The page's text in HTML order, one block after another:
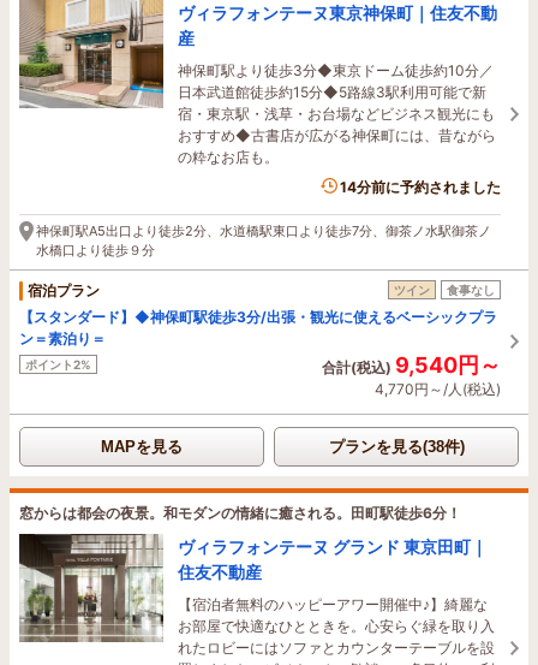
ヴィラフォンテーヌ東京神保町｜住友不動
産
神保町駅より徒歩3分◆東京ドーム徒歩約10分／
日本武道館徒歩約15分◆5路線3駅利用可能で新
宿・東京駅・浅草・お台場などビジネス観光にも
おすすめ◆古書店が広がる神保町には、昔ながら
の粋なお店も。
14分前に予約されました
神保町駅A5出口より徒歩2分、水道橋駅東口より徒歩7分、御茶ノ水駅御茶ノ
水橋口より徒歩９分
宿泊プラン ツイン 食事なし
【スタンダード】◆神保町駅徒歩3分/出張・観光に使えるベーシックプラ
ン＝素泊り＝
ポイント2% 合計(税込) 9,540円～
4,770円～/人(税込)
MAPを見る プランを見る(38件)
窓からは都会の夜景。和モダンの情緒に癒される。田町駅徒歩6分！
ヴィラフォンテーヌ グランド 東京田町｜
住友不動産
【宿泊者無料のハッピーアワー開催中♪】綺麗な
お部屋で快適なひとときを。心安らぐ緑を取り入
れたロビーにはソファとカウンターテーブルを設